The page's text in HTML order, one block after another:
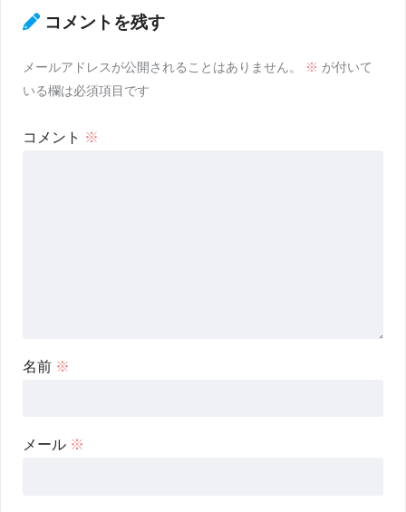
コメントを残す
メールアドレスが公開されることはありません。 ※ が付いて
いる欄は必須項目です
コメント ※
名前 ※
メール ※